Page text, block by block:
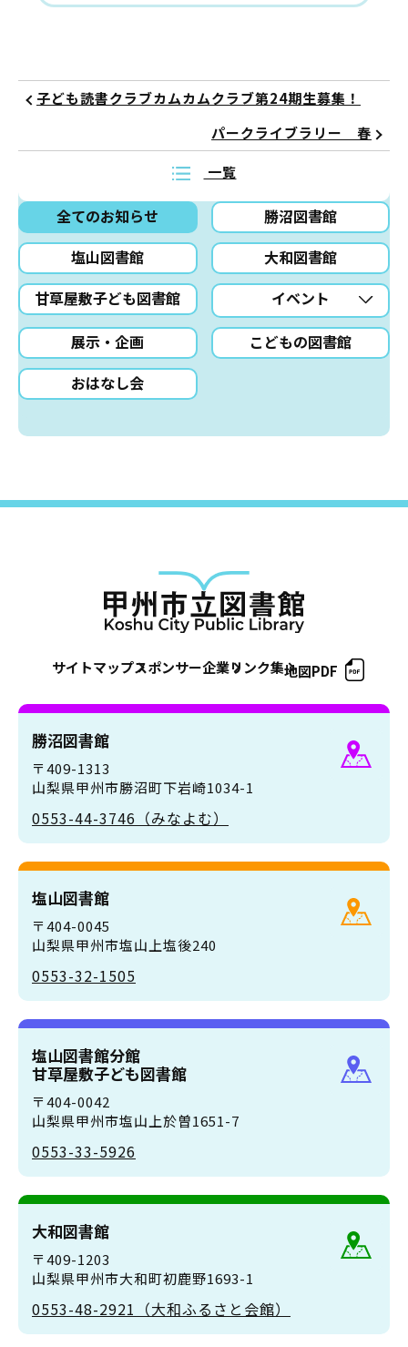
全てのお知らせ
勝沼図書館
塩山図書館
大和図書館
甘草屋敷子ども図書館
イベント
展示・企画
こどもの図書館
おはなし会
子ども読書クラブカムカムクラブ第24期生募集！
パークライブラリー 春
一覧
サイトマップスポンサー企業リンク集地図PDF
勝沼図書館
〒409-1313
山梨県甲州市勝沼町下岩崎1034-1
0553-44-3746（みなよむ）
塩山図書館
〒404-0045
山梨県甲州市塩山上塩後240
0553-32-1505
塩山図書館分館
甘草屋敷子ども図書館
〒404-0042
山梨県甲州市塩山上於曽1651-7
0553-33-5926
大和図書館
〒409-1203
山梨県甲州市大和町初鹿野1693-1
0553-48-2921（大和ふるさと会館）